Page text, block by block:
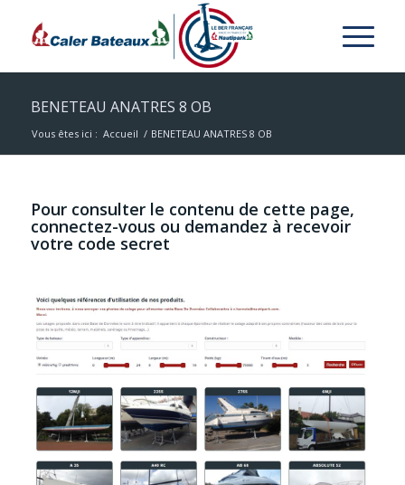
BENETEAU ANATRES 8 OB
Vous êtes ici : Accueil / BENETEAU ANATRES 8 OB
Pour consulter le contenu de cette page,
connectez-vous ou demandez à recevoir
votre code secret